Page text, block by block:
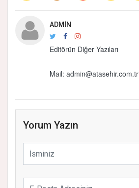
ADMIN
Editörün Diğer Yazıları
Mail: admin@atasehir.com.tr
Yorum Yazın